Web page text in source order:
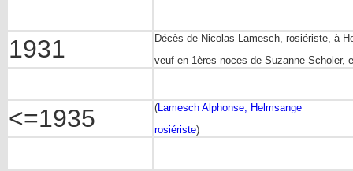
1931
Décès de Nicolas Lamesch, rosiériste, à
veuf en 1ères noces de Suzanne Scholer,
<=1935 (Lamesch Alphonse, Helmsange
rosiériste)